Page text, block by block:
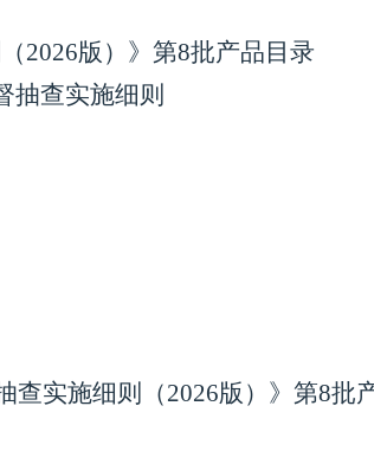
2026版）》第8批产品目录
抽查实施细则
查实施细则（2026版）》第8批